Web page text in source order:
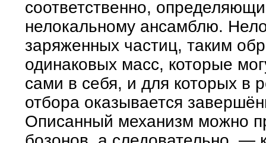
соответственно,
нелокальному ансамблю.
заряженных частиц, таким
одинаковых масс, которые
сами в себя, и для которых в
отбора оказывается
Описанный механизм можно